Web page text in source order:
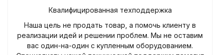
Квалифицированная техподдержка
Наша цель не продать товар, а помочь клиенту в
реализации идей и решении проблем. Мы не оставим
вас один-на-один с купленным оборудованием.